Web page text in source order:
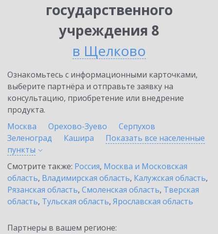
государственного
учреждения 8
в Щелково
Ознакомьтесь с информационными карточками,
выберите партнёра и отправьте заявку на
консультацию, приобретение или внедрение
продукта.
Москва
Орехово-Зуево
Серпухов
Зеленоград
Кашира
Показать все населенные
пункты
Смотрите также: Россия, Москва и Московская
область, Владимирская область, Калужская область,
Рязанская область, Смоленская область, Тверская
область, Тульская область, Ярославская область
Партнеры в вашем регионе: